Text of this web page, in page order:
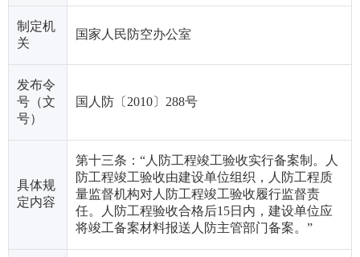
制定机
关
国家人民防空办公室
发布令
号（文
号）
国人防〔2010〕288号
具体规
定内容
第十三条：“人防工程竣工验收实行备案制。人
防工程竣工验收由建设单位组织，人防工程质
量监督机构对人防工程竣工验收履行监督责
任。人防工程验收合格后15日内，建设单位应
将竣工备案材料报送人防主管部门备案。”